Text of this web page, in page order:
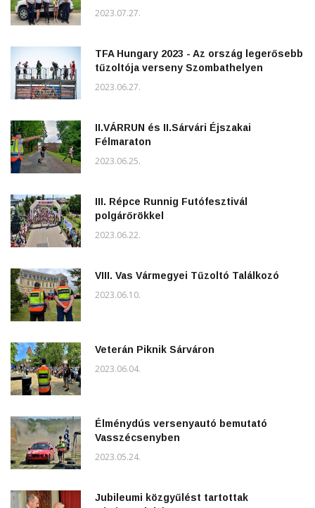
2023.07.27.
TFA Hungary 2023 - Az ország legerősebb
tűzoltója verseny Szombathelyen
2023.06.27.
II.VÁRRUN és II.Sárvári Éjszakai
Félmaraton
2023.06.25.
III. Répce Runnig Futófesztivál
polgárőrökkel
2023.06.22.
VIII. Vas Vármegyei Tűzoltó Találkozó
2023.06.10.
Veterán Piknik Sárváron
2023.06.04.
Élménydús versenyautó bemutató
Vasszécsenyben
2023.05.24.
Jubileumi közgyűlést tartottak